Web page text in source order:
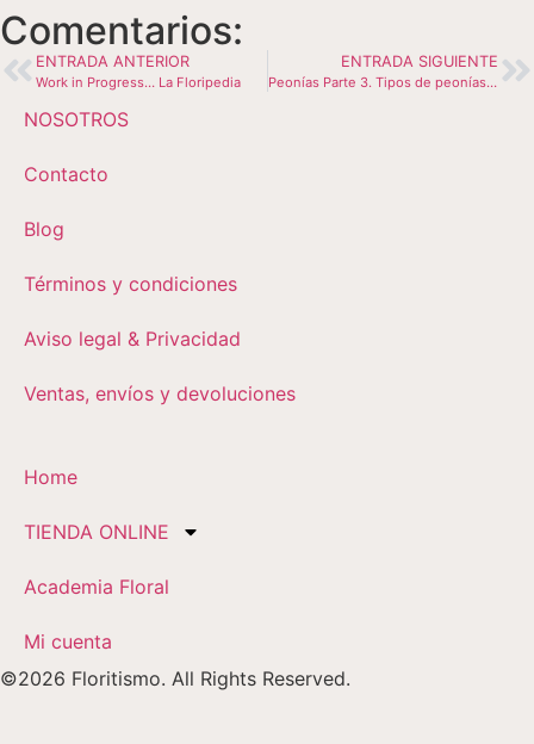
Comentarios:
ENTRADA ANTERIOR
Work in Progress… La Floripedia
ENTRADA SIGUIENTE
Peonías Parte 3. Tipos de peonías en la Floripedia.
NOSOTROS
Contacto
Blog
Términos y condiciones
Aviso legal & Privacidad
Ventas, envíos y devoluciones
Home
TIENDA ONLINE
Academia Floral
Mi cuenta
©2026 Floritismo. All Rights Reserved.